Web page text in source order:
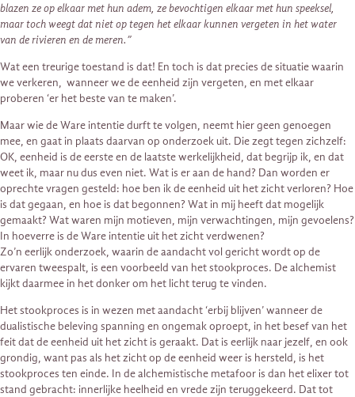
blazen ze op elkaar met hun adem, ze bevochtigen elkaar met hun speeksel,
maar toch weegt dat niet op tegen het elkaar kunnen vergeten in het water
van de rivieren en de meren.”
Wat een treurige toestand is dat! En toch is dat precies de situatie waarin
we verkeren, wanneer we de eenheid zijn vergeten, en met elkaar
proberen ‘er het beste van te maken’.
Maar wie de Ware intentie durft te volgen, neemt hier geen genoegen
mee, en gaat in plaats daarvan op onderzoek uit. Die zegt tegen zichzelf:
OK, eenheid is de eerste en de laatste werkelijkheid, dat begrijp ik, en dat
weet ik, maar nu dus even niet. Wat is er aan de hand? Dan worden er
oprechte vragen gesteld: hoe ben ik de eenheid uit het zicht verloren? Hoe
is dat gegaan, en hoe is dat begonnen? Wat in mij heeft dat mogelijk
gemaakt? Wat waren mijn motieven, mijn verwachtingen, mijn gevoelens?
In hoeverre is de Ware intentie uit het zicht verdwenen?
Zo’n eerlijk onderzoek, waarin de aandacht vol gericht wordt op de
ervaren tweespalt, is een voorbeeld van het stookproces. De alchemist
kijkt daarmee in het donker om het licht terug te vinden.
Het stookproces is in wezen met aandacht ‘erbij blijven’ wanneer de
dualistische beleving spanning en ongemak oproept, in het besef van het
feit dat de eenheid uit het zicht is geraakt. Dat is eerlijk naar jezelf, en ook
grondig, want pas als het zicht op de eenheid weer is hersteld, is het
stookproces ten einde. In de alchemistische metafoor is dan het elixer tot
stand gebracht: innerlijke heelheid en vrede zijn teruggekeerd. Dat tot